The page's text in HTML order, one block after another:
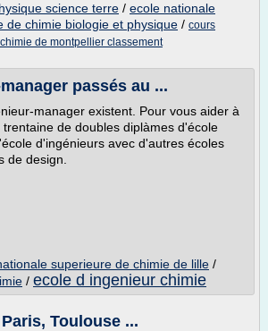
science terre / ecole nationale
de chimie biologie et physique / cours
de montpellier classement
passés au ...
manager existent. Pour vous aider à
de doubles diplàmes d'école
d'ingénieurs avec d'autres écoles
de design.
superieure de chimie de lille /
/ ecole d ingenieur chimie
Toulouse ...